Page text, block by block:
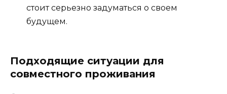
стоит серьезно задуматься о своем
будущем.
Подходящие ситуации для
совместного проживания